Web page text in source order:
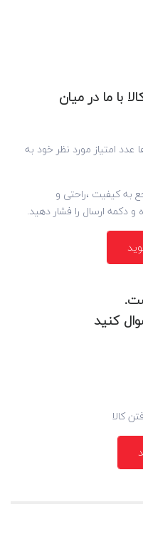
با ما در میان
امتیاز مورد نظر خود به
به کیفیت ،راحتی و
دکمه ارسال را فشار دهید.
کنید
کالا